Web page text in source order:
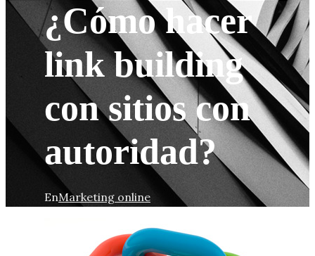
¿Cómo hacer
link building
con sitios con
autoridad?
EnMarketing online